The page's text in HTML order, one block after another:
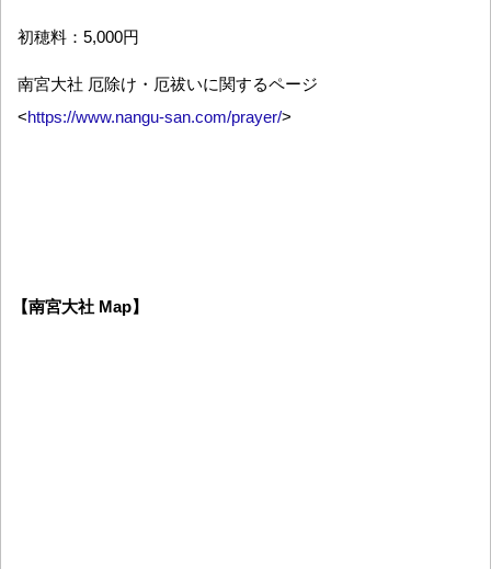
初穂料：5,000円
南宮大社 厄除け・厄祓いに関するページ
<https://www.nangu-san.com/prayer/>
【南宮大社 Map】